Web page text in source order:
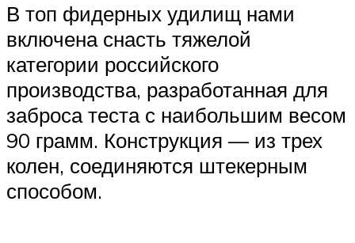
В топ фидерных удилищ нами
включена снасть тяжелой
категории российского
производства, разработанная для
заброса теста с наибольшим весом
90 грамм. Конструкция — из трех
колен, соединяются штекерным
способом.